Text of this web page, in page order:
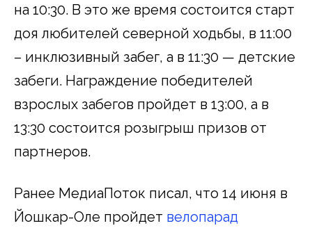
на 10:30. В это же время состоится старт
доя любителей северной ходьбы, в 11:00
– инклюзивный забег, а в 11:30 — детские
забеги. Награждение победителей
взрослых забегов пройдет в 13:00, а в
13:30 состоится розыгрыш призов от
партнеров.
Ранее МедиаПоток писал, что 14 июня в
Йошкар-Оле пройдет велопарад